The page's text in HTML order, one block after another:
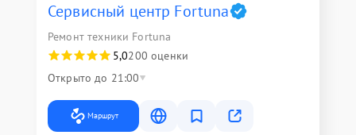
Сервисный центр Fortuna
Ремонт техники Fortuna
5,0200 оценки
Открыто до 21:00
Маршрут